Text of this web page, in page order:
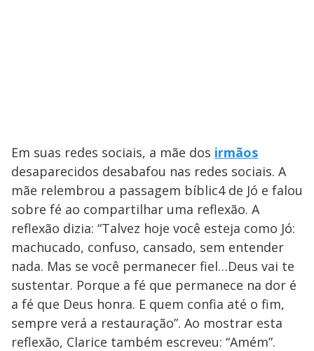
Em suas redes sociais, a mãe dos irmãos
desaparecidos desabafou nas redes sociais. A
mãe relembrou a passagem bíblic4 de Jó e falou
sobre fé ao compartilhar uma reflexão. A
reflexão dizia: “Talvez hoje você esteja como Jó:
machucado, confuso, cansado, sem entender
nada. Mas se você permanecer fiel…Deus vai te
sustentar. Porque a fé que permanece na dor é
a fé que Deus honra. E quem confia até o fim,
sempre verá a restauração”. Ao mostrar esta
reflexão, Clarice também escreveu: “Amém”.